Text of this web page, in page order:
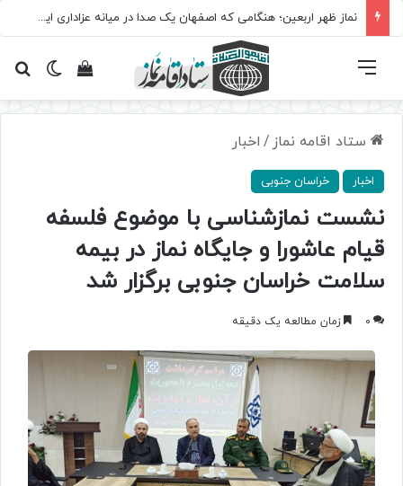
نماز ظهر اربعین؛ هنگامی که اصفهان یک صدا در میانه عزاداری ایستاد
تغییرمشاهده فهرست
ستاد اقامه نماز / اخبار
اخبار خراسان جنوبی
نشست‌ نماز‌شناسی با موضوع فلسفه
قیام عاشورا و جایگاه نماز در بیمه
سلامت خراسان جنوبی برگزار شد
0 زمان مطالعه یک دقیقه